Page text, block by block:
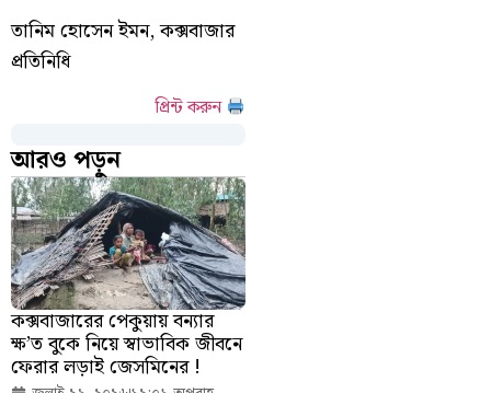
তানিম হোসেন ইমন, কক্সবাজার
প্রতিনিধি
প্রিন্ট করুন
আরও পড়ুন
কক্সবাজারের পেকুয়ায় বন্যার
ক্ষ’ত বুকে নিয়ে স্বাভাবিক জীবনে
ফেরার লড়াই জেসমিনের !